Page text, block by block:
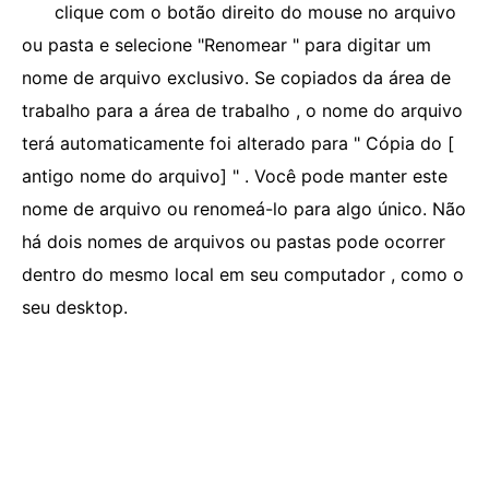
clique com o botão direito do mouse no arquivo
ou pasta e selecione "Renomear " para digitar um
nome de arquivo exclusivo. Se copiados da área de
trabalho para a área de trabalho , o nome do arquivo
terá automaticamente foi alterado para " Cópia do [
antigo nome do arquivo] " . Você pode manter este
nome de arquivo ou renomeá-lo para algo único. Não
há dois nomes de arquivos ou pastas pode ocorrer
dentro do mesmo local em seu computador , como o
seu desktop.